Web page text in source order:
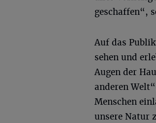
geschaffen“,
Auf das
sehen und
Augen der
anderen
Menschen
unsere Natur